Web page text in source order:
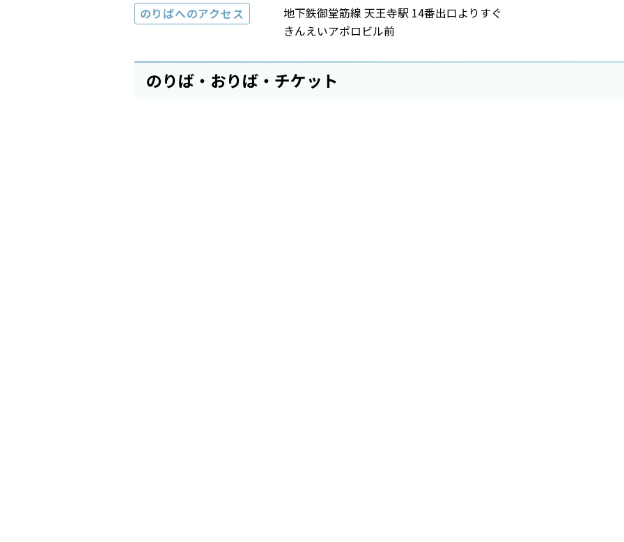
のりばへのアクセス
地下鉄御堂筋線 天王寺駅 14番出口よりすぐ
きんえいアポロビル前
のりば・おりば・チケット